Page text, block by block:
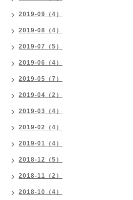
2019-09（4）
2019-08（4）
2019-07（5）
2019-06（4）
2019-05（7）
2019-04（2）
2019-03（4）
2019-02（4）
2019-01（4）
2018-12（5）
2018-11（2）
2018-10（4）